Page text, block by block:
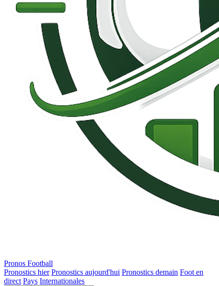
Pronos Football
Pronostics hier Pronostics aujourd'hui Pronostics demain Foot en
direct Pays Internationales